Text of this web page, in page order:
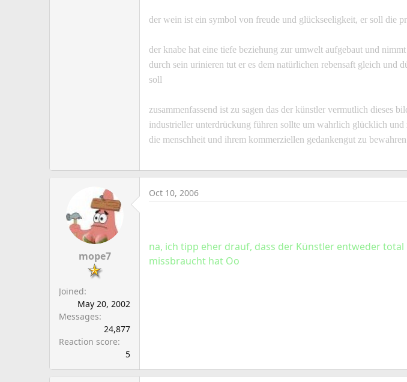
der wein ist ein symbol von freude und glückseeligkeit, er soll die
der knabe hat eine tiefe beziehung zur umwelt aufgebaut und
durch sein urinieren tut er es dem natürlichen rebensaft gleich und
soll
zusammenfassend ist zu sagen das der künstler vermutlich dieses
industrieller unterdrückung führen sollte um wahrlich glücklich
die menschheit und ihrem kommerziellen gedankengut zu bewahren
mope7
Joined
May 20, 2002
Messages
24,877
Reaction score
5
Oct 10, 2006
na, ich tipp eher drauf, dass der Künstler entweder
missbraucht hat Oo